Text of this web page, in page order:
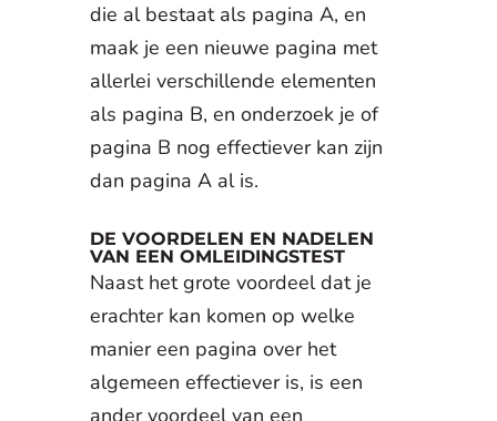
die al bestaat als pagina A, en
maak je een nieuwe pagina met
allerlei verschillende elementen
als pagina B, en onderzoek je of
pagina B nog effectiever kan zijn
dan pagina A al is.
DE VOORDELEN EN NADELEN
VAN EEN OMLEIDINGSTEST
Naast het grote voordeel dat je
erachter kan komen op welke
manier een pagina over het
algemeen effectiever is, is een
ander voordeel van een